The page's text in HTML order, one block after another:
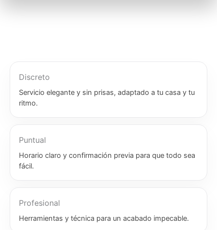
Discreto
Servicio elegante y sin prisas, adaptado a tu casa y tu
ritmo.
Puntual
Horario claro y confirmación previa para que todo sea
fácil.
Profesional
Herramientas y técnica para un acabado impecable.